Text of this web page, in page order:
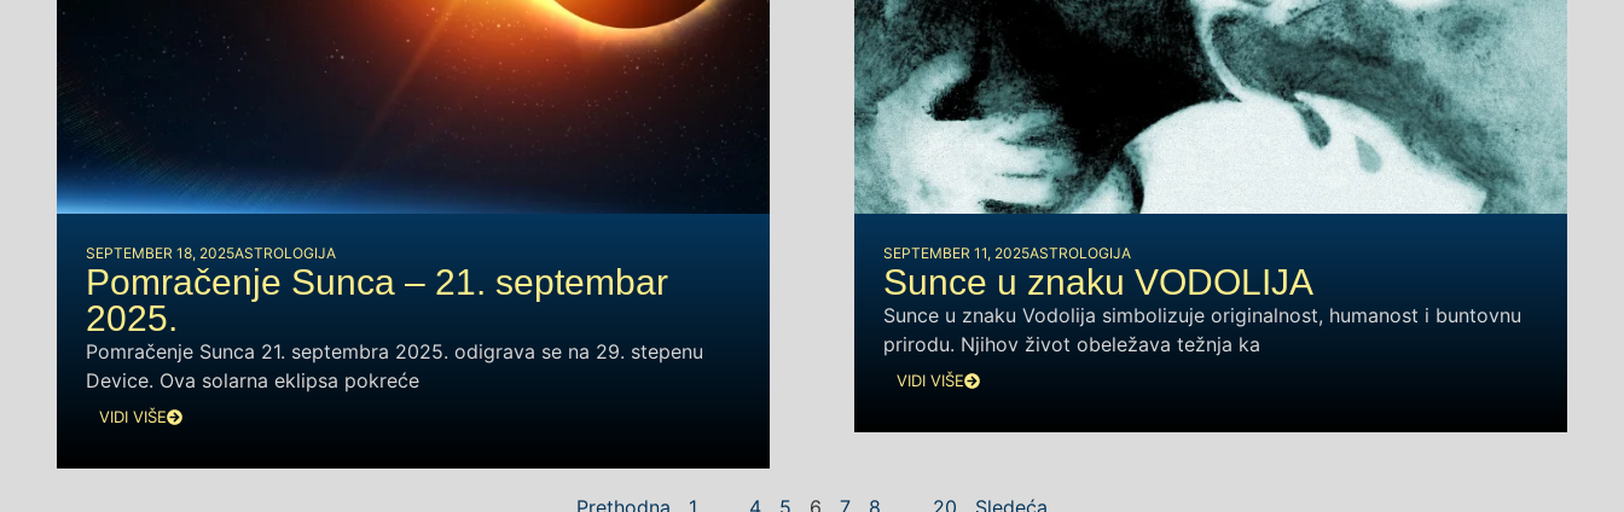
SEPTEMBER 18, 2025ASTROLOGIJA
Pomračenje Sunca – 21. septembar
2025.
Pomračenje Sunca 21. septembra 2025. odigrava se na 29. stepenu
Device. Ova solarna eklipsa pokreće
VIDI VIŠE
SEPTEMBER 11, 2025ASTROLOGIJA
Sunce u znaku VODOLIJA
Sunce u znaku Vodolija simbolizuje originalnost, humanost i buntovnu
prirodu. Njihov život obeležava težnja ka
VIDI VIŠE
Prethodna 1 4 5 6 7 8 20 Sledeća